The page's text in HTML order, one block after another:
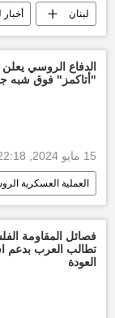
لبنان أخبار
أخبار العالم الآن
"أتاكمز" فوق شبه
15 مايو 2024, 22:18 GMT
العملية العسكرية
سلاح روسيا
أخبار أوكرانيا
فصائل المقاومة
تطالب العرب بدعم
العودة